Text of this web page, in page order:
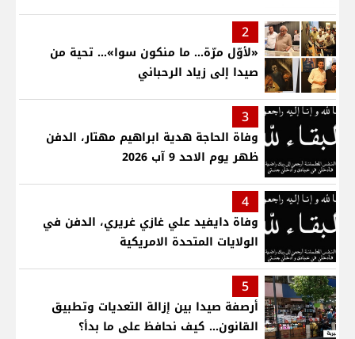
2
«لأوّل مرّة… ما منكون سوا»… تحية من
صيدا إلى زياد الرحباني
3
وفاة الحاجة هدية ابراهيم مهتار، الدفن
ظهر يوم الاحد 9 آب 2026
4
وفاة دايفيد علي غازي غريري، الدفن في
الولايات المتحدة الامريكية
5
أرصفة صيدا بين إزالة التعديات وتطبيق
القانون... كيف نحافظ على ما بدأ؟